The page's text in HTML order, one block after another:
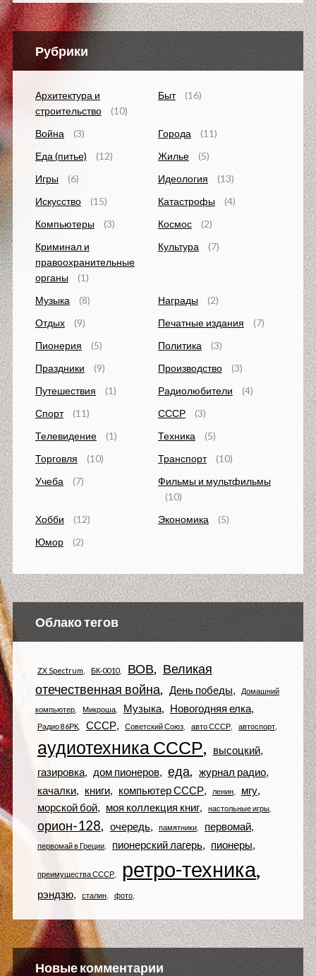
Рубрики
Архитектура и
строительство
(10)
Быт (16)
Война (3) Города
(11)
Еда (питье)
(12) Жилье
(5)
Игры
(6) Идеология
(13)
Искусство
(15) Катастрофы
(4)
Компьютеры
(3) Космос
(2)
Криминал и
правоохранительные
органы
(1)
Культура (7)
Музыка (8) Награды
(2)
Отдых
(9) Печатные издания
(7)
Пионерия
(5) Политика
(3)
Праздники
(9) Производство
(3)
Путешествия
(1) Радиолюбители
(4)
Спорт
(11) СССР
(3)
Телевидение
(1) Техника
(5)
Торговля
(10) Транспорт
(10)
Учеба
(7)
Фильмы и мультфильмы
(10)
Хобби
(12) Экономика
(5)
Юмор
(2)
Облако тегов
ZX Spectrum БК-0010 ВОВ
Великая
отечественная война
День победы
Домашний
компьютер
Микроша Музыка Новогодняя елка
Радио 86РК СССР Советский Союз авто СССР автоспорт
аудиотехника СССР
высоцкий
газировка
дом пионеров еда
журнал радио
качалки
книги компьютер СССР ленин
мгу
морской бой
моя коллекция книг настольные игры
орион-128 очередь памятники первомай
первомай в Греции пионерский лагерь пионеры
преимущества СССР ретро-техника
рэндзю сталин фото
Новые комментарии